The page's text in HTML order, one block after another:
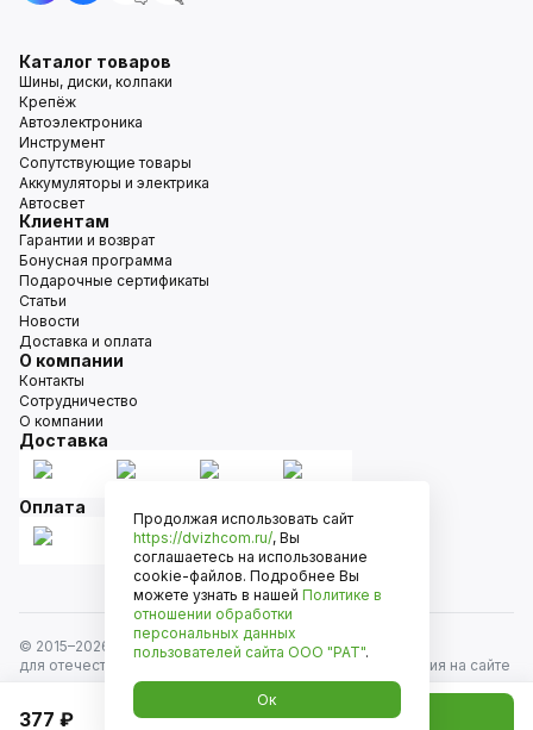
377 ₽ Добавить в корзину
Каталог товаров
Шины, диски, колпаки
Крепёж
Автоэлектроника
Инструмент
Сопутствующие товары
Аккумуляторы и электрика
Автосвет
Клиентам
Гарантии и возврат
Бонусная программа
Подарочные сертификаты
Статьи
Новости
Доставка и оплата
О компании
Контакты
Сотрудничество
О компании
Доставка
Оплата
© 2015–2026
Движком — сеть магазинов автозапчастей
для отечественных автомобилей и иномарок. Информация на сайте
носит исключительно информационный характер и не является
публичной офертой, определяемой положениями
ст. 437 Гражданского кодекса РФ. Все права защищены.
Продолжая использовать сайт
https://dvizhcom.ru/, Вы
соглашаетесь на использование
cookie-файлов. Подробнее Вы
можете узнать в нашей Политике в
отношении обработки
персональных данных
пользователей сайта ООО "РАТ".
Ок